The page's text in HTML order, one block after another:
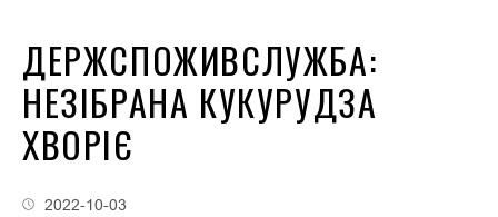
ДЕРЖСПОЖИВСЛУЖБА:
НЕЗІБРАНА КУКУРУДЗА
ХВОРІЄ
2022-10-03